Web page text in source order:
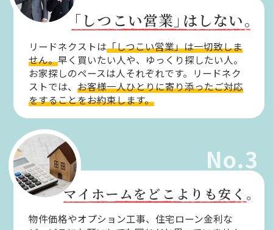
「しつこい営業」はしない。
リードネクストは「しつこい営業」は一切致しま
せん。早く買いたい人や、ゆっくり探したい人。
お家探しのペースは人それぞれです。リードネク
ストでは、お客様一人ひとりに寄り添ったご対応
をすることをお約束します。
No.3
マイホームをどこよりも安く。
物件価格やオプション工事、住宅ローン金利な